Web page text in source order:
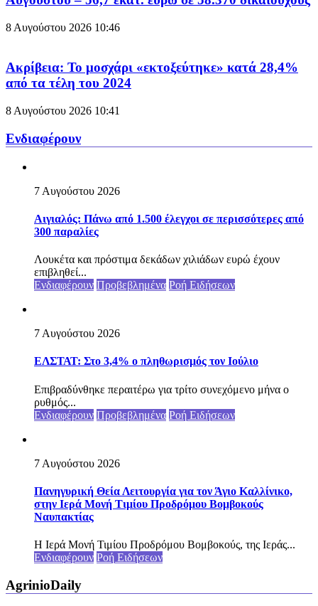
8 Αυγούστου 2026 10:46
Ακρίβεια: Το μοσχάρι «εκτοξεύτηκε» κατά 28,4%
από τα τέλη του 2024
8 Αυγούστου 2026 10:41
Ενδιαφέρουν
7 Αυγούστου 2026
Αιγιαλός: Πάνω από 1.500 έλεγχοι σε περισσότερες από
300 παραλίες
Λουκέτα και πρόστιμα δεκάδων χιλιάδων ευρώ έχουν
επιβληθεί...
Ενδιαφέρουν Προβεβλημένα Ροή Ειδήσεων
7 Αυγούστου 2026
ΕΛΣΤΑΤ: Στο 3,4% ο πληθωρισμός τον Ιούλιο
Επιβραδύνθηκε περαιτέρω για τρίτο συνεχόμενο μήνα ο
ρυθμός...
Ενδιαφέρουν Προβεβλημένα Ροή Ειδήσεων
7 Αυγούστου 2026
Πανηγυρική Θεία Λειτουργία για τον Άγιο Καλλίνικο,
στην Ιερά Μονή Τιμίου Προδρόμου Βομβοκούς
Ναυπακτίας
Η Ιερά Μονή Τιμίου Προδρόμου Βομβοκούς, της Ιεράς...
Ενδιαφέρουν Ροή Ειδήσεων
AgrinioDaily